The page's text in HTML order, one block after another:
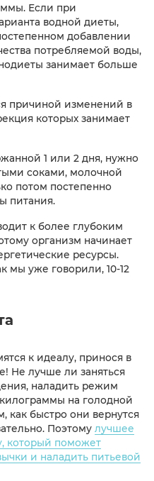
Если при
водной диеты,
добавлении
потребляемой воды,
занимает больше
причиной изменений в
которых занимает
1 или 2 дня, нужно
соками, молочной
потом постепенно
питания.
к более глубоким
организм начинает
ресурсы.
мы уже говорили, 10-12
к идеалу, принося в
Не лучше ли заняться
наладить режим
на голодной
как быстро они вернутся
Поэтому лучшее
который поможет
и наладить питьевой